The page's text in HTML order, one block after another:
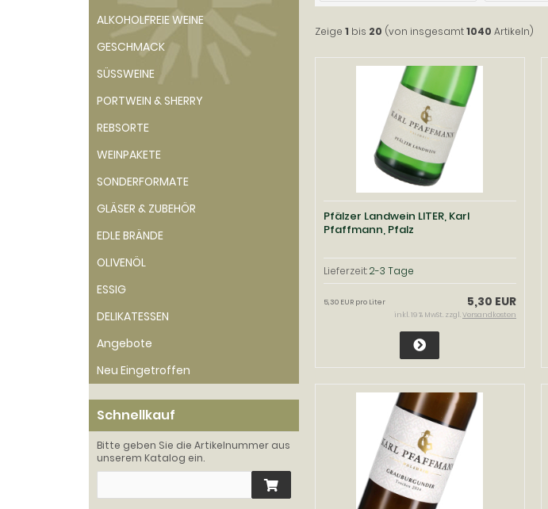
Zeige 1 bis 20 (von insgesamt1040 Artikeln)
Pfälzer Landwein LITER, Karl
Pfaffmann, Pfalz
Lieferzeit:2-3 Tage
5,30 EUR
5,30 EUR pro Liter
inkl. 19 % MwSt. zzgl.Versandkosten
ALKOHOLFREIE WEINE
GESCHMACK
SÜSSWEINE
PORTWEIN & SHERRY
REBSORTE
WEINPAKETE
SONDERFORMATE
GLÄSER & ZUBEHÖR
EDLE BRÄNDE
OLIVENÖL
ESSIG
DELIKATESSEN
Angebote
Neu Eingetroffen
Schnellkauf
Bitte geben Sie die Artikelnummer aus
unserem Katalog ein.